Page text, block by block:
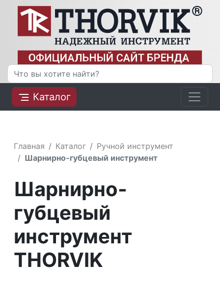
Каталог
Главная Каталог
Ручной инструмент
Шарнирно-губцевый инструмент
Шарнирно-
губцевый
инструмент
THORVIK